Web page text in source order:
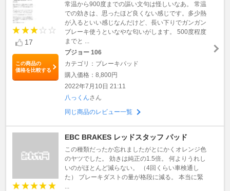
17
この商品の
価格を比較する
常温から900度までの謳い文句は怪しいなあ。 常温
での効きは、思ったほど良くない感じです。多少熱
が入るといい感じなんだけど、長い下りでガンガン
ブレーキ使うといなやな匂いがします。 500度程度
までと ...
プジョー 106
カテゴリ：ブレーキパッド
購入価格：8,800円
2022年7月10日 21:11
八っくんさん
同じ商品のレビュー一覧
EBC BRAKES レッドスタッフ パッド
この種類だったか忘れましたがとにかくオレンジ色
のヤツでした。 効きは純正の1.5倍。 何よりうれし
いのがほとんど減らない。 （4回くらい車検通し
た） ブレーキダストの量が格段に減る。 本当に緊
...